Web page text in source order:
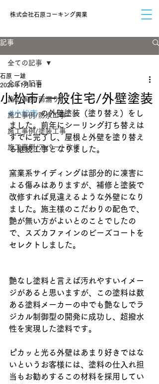
​株式会社石原コーキング興業
記事
全ての記事
施工事例/雨漏り
施工事例/防水工事
施工事例/塗装工事
施工事例/アパート改修
全ての記事
小松市/一般住宅/外壁塗装
石原 一雄
2025年1月11日
#小松市 の外壁塗装（塗り替え）をし
ました。前年にシーリング打ち替えは
すでに完了し、屋根と外壁を塗り替え
る継続工事となりました。
窯業系サイディングは部分的に凍害に
よる傷みはありますが、補修と塗装で
改修すれば見違えるような外壁になり
ました。施主様のこだわりの配色で、
艶が無い方がよいとのことでしたの
で、スズカファインのビーズコートを
セレクトしました。
艶なし塗料と言えば汚れやすいイメー
ジがあると思いますが、この塗料は数
ある塗料メーカーの中でも艶なしでラ
ジカル制御型の開発に成功し、超撥水
性を実現した塗料です。
ピカッと光る外壁はあまり好きではな
いというお客様には、塗料の仕入れ担
当もお勧めするこの材料を採用してい